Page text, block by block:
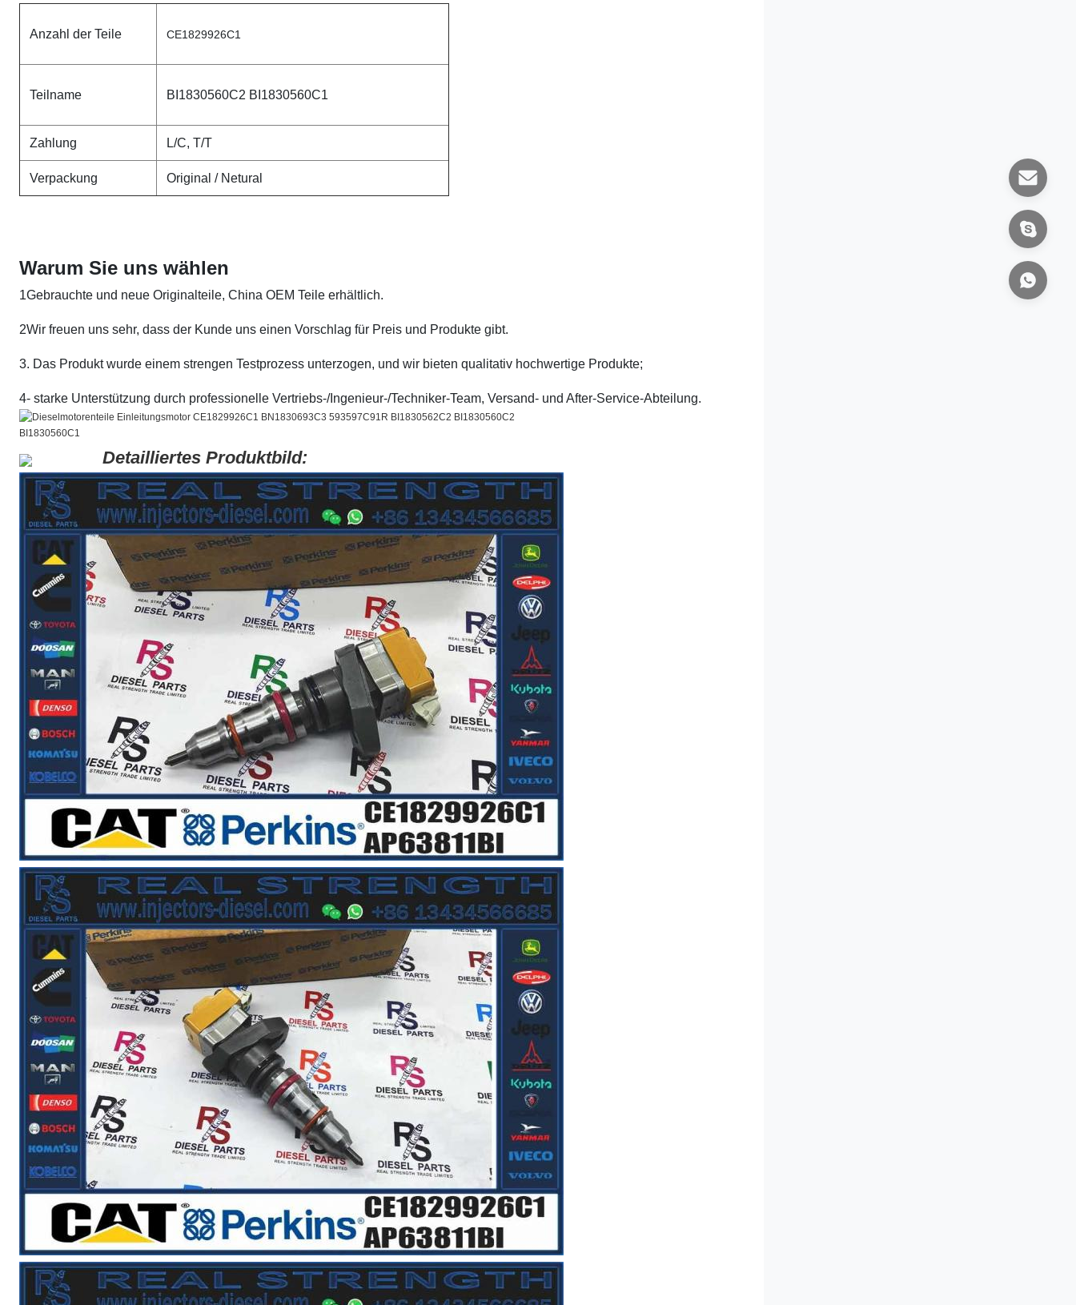
Anzahl der Teile CE1829926C1
Teilname BI1830560C2 BI1830560C1
Zahlung L/C, T/T
Verpackung Original / Netural
Warum Sie uns wählen
1Gebrauchte und neue Originalteile, China OEM Teile erhältlich.
2Wir freuen uns sehr, dass der Kunde uns einen Vorschlag für Preis und Produkte gibt.
3. Das Produkt wurde einem strengen Testprozess unterzogen, und wir bieten qualitativ hochwertige Produkte;
4- starke Unterstützung durch professionelle Vertriebs-/Ingenieur-/Techniker-Team, Versand- und After-Service-Abteilung.
Detailliertes Produktbild: